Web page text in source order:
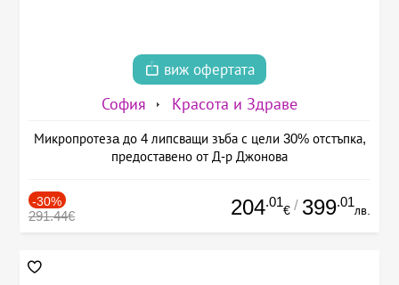
виж офертата
София Красота и Здраве
Микропротезa до 4 липсващи зъба с цели 30% отстъпка,
предоставено от Д-р Джонова
-30%
291.44€ 204.01
€ / 399.01
лв.